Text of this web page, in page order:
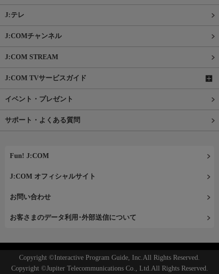
J:テレ
J:COMチャンネル
J:COM STREAM
J:COM TVサービスガイド
イベント・プレゼント
サポート・よくある質問
Fun! J:COM
J:COM オフィシャルサイト
お問い合わせ
お客さまのデータ利用･外部送信について
Copyright ©Interactive Program Guide, Inc.All Rights Reserved.
Copyright ©Jupiter Telecommunications Co., Ltd.All Rights Reserved.